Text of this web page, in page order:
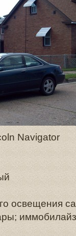
Navigator
освещения